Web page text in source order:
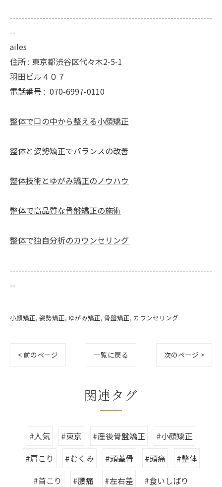
--------------------------------------------------------------------
--
ailes
住所 : 東京都渋谷区代々木2-5-1
羽田ビル４０７
電話番号 : 070-6997-0110
整体で口の中から整える小顔矯正
整体と姿勢矯正でバランスの改善
整体技術とゆがみ矯正のノウハウ
整体で高品質な骨盤矯正の施術
整体で独自分析のカウンセリング
--------------------------------------------------------------------
--
小顔矯正 姿勢矯正 ゆがみ矯正 骨盤矯正 カウンセリング
< 前のページ 一覧に戻る 次のページ >
関連タグ
#人気 #東京 #産後骨盤矯正
#小顔矯正
#肩こり
#むくみ #頭蓋骨 #頭痛
#整体
#首こり
#腰痛 #左右差
#食いしばり